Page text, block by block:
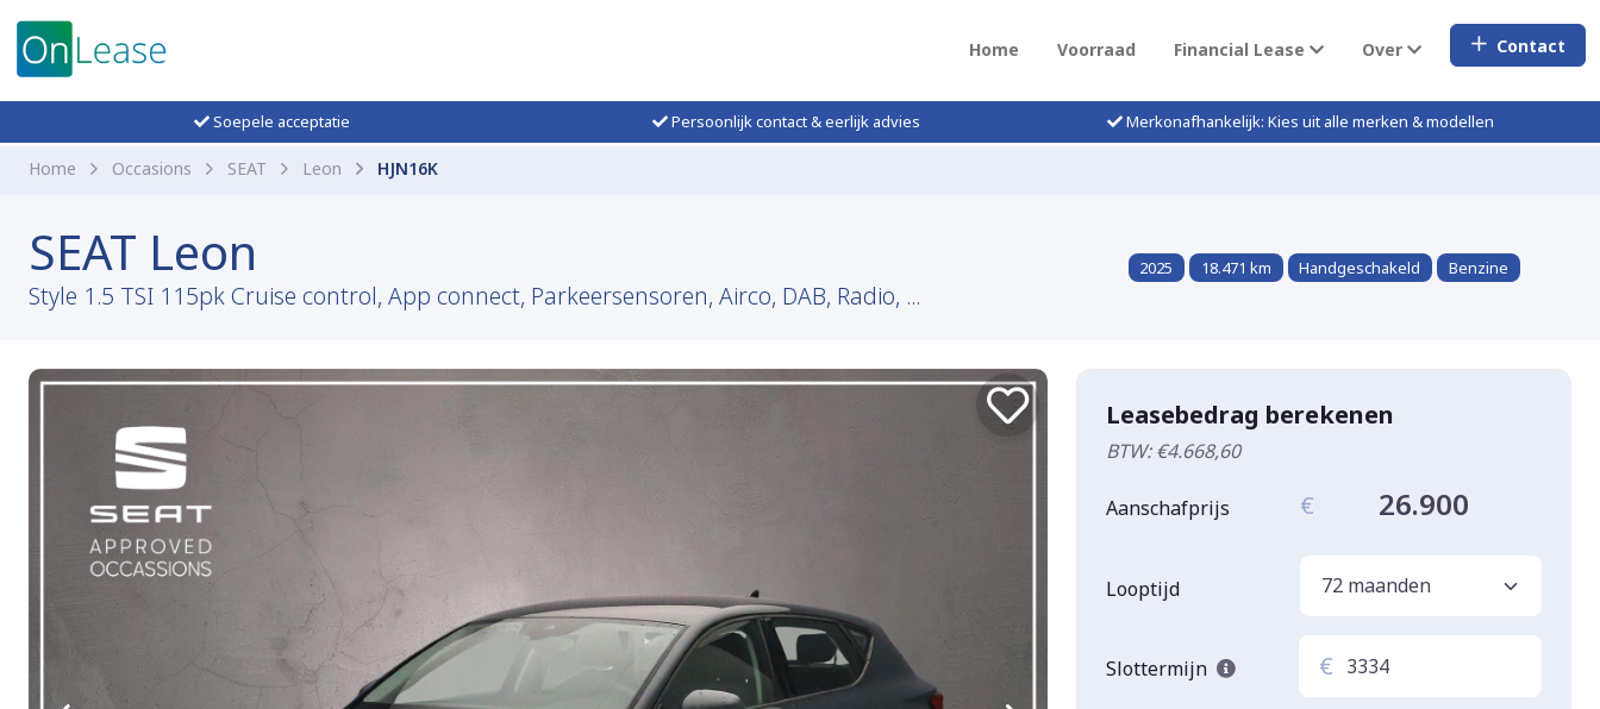
Home Voorraad Financial Lease Over Contact
Soepele acceptatie Persoonlijk contact & eerlijk advies Merkonafhankelijk: Kies uit alle merken & modellen
Home Occasions SEAT Leon HJN16K
SEAT Leon
Style 1.5 TSI 115pk Cruise control, App connect, Parkeersensoren, Airco, DAB, Radio, ...
2025 18.471 km Handgeschakeld Benzine
Leasebedrag berekenen
BTW: €4.668,60
Aanschafprijs € 26.900
Looptijd
Slottermijn €